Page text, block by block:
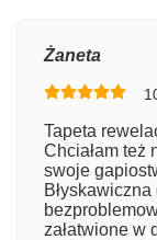
Numer
Imię
Żaneta
Tapeta
Chciałam też
swoje
załatwione w